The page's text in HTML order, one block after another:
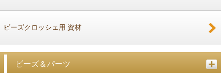
ビーズクロッシェ用 資材
ビーズ＆パーツ